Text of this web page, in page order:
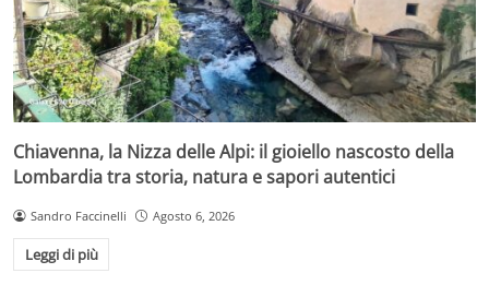
Chiavenna, la Nizza delle Alpi: il gioiello nascosto della
Lombardia tra storia, natura e sapori autentici
Sandro Faccinelli Agosto 6, 2026
Leggi di più